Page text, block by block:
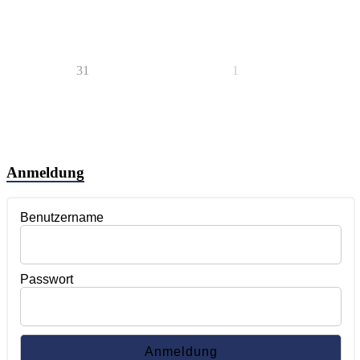
31 1
Anmeldung
Benutzername
Passwort